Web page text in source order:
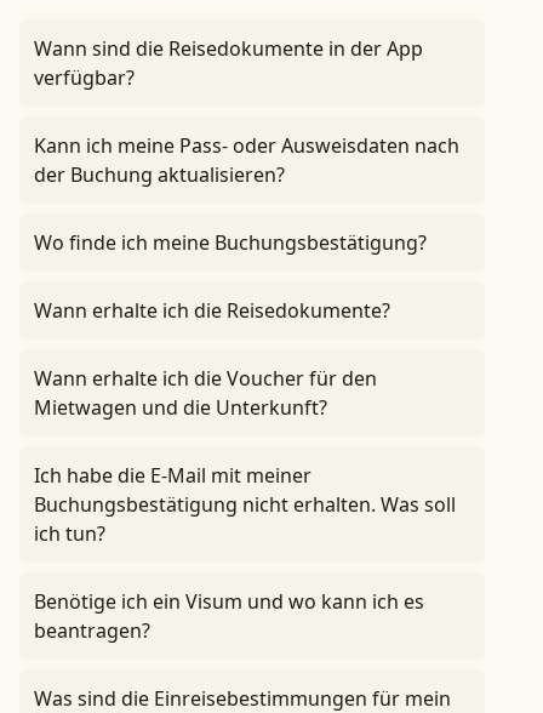
Wann sind die Reisedokumente in der App
verfügbar?
Kann ich meine Pass- oder Ausweisdaten nach
der Buchung aktualisieren?
Wo finde ich meine Buchungsbestätigung?
Wann erhalte ich die Reisedokumente?
Wann erhalte ich die Voucher für den
Mietwagen und die Unterkunft?
Ich habe die E-Mail mit meiner
Buchungsbestätigung nicht erhalten. Was soll
ich tun?
Benötige ich ein Visum und wo kann ich es
beantragen?
Was sind die Einreisebestimmungen für mein